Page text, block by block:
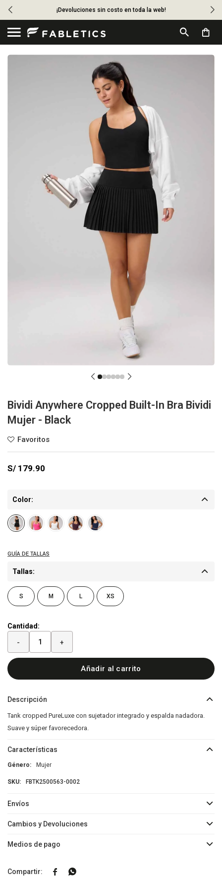
¡Devoluciones sin costo en toda la web!

Bividi Anywhere Cropped Built-In Bra Bividi
Mujer - Black
S/ 179.90
Color:
Tallas:
S M L XS
Cantidad:
- +
Añadir al carrito
Descripción
Tank cropped PureLuxe con sujetador integrado y espalda nadadora.
Suave y súper favorecedora.
Características
Género Mujer
FBTK2500563-0002
Envíos
Cambios y Devoluciones
Medios de pago
 